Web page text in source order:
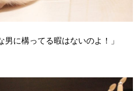
男に構ってる暇はないのよ！」